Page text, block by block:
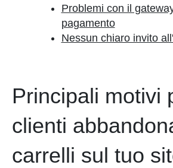
Problemi con il
pagamento
Nessun chiaro invito
Principali motivi
clienti
carrelli sul tuo